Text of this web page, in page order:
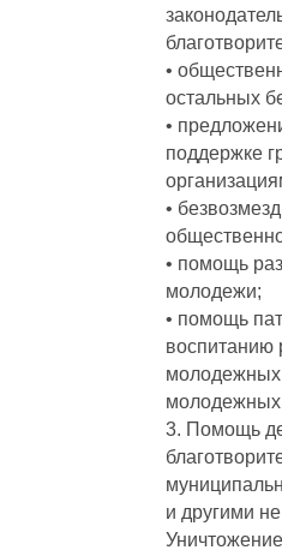
•
остальных
•
поддержке
•
• помощь
молодежи;
• помощь
молодежных
молодежных
3. Помощь
и другими